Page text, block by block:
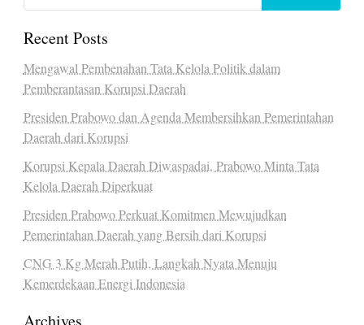
Recent Posts
Mengawal Pembenahan Tata Kelola Politik dalam
Pemberantasan Korupsi Daerah
Presiden Prabowo dan Agenda Membersihkan Pemerintahan
Daerah dari Korupsi
Korupsi Kepala Daerah Diwaspadai, Prabowo Minta Tata
Kelola Daerah Diperkuat
Presiden Prabowo Perkuat Komitmen Mewujudkan
Pemerintahan Daerah yang Bersih dari Korupsi
CNG 3 Kg Merah Putih, Langkah Nyata Menuju
Kemerdekaan Energi Indonesia
Archives